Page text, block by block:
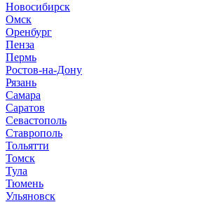
Новосибирск
Омск
Оренбург
Пенза
Пермь
Ростов-на-Дону
Рязань
Самара
Саратов
Севастополь
Ставрополь
Тольятти
Томск
Тула
Тюмень
Ульяновск